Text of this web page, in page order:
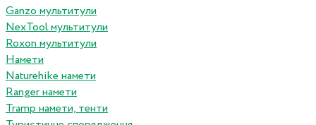
Ganzo мультитули
NexTool мультитули
Roxon мультитули
Намети
Naturehike намети
Ranger намети
Tramp намети, тенти